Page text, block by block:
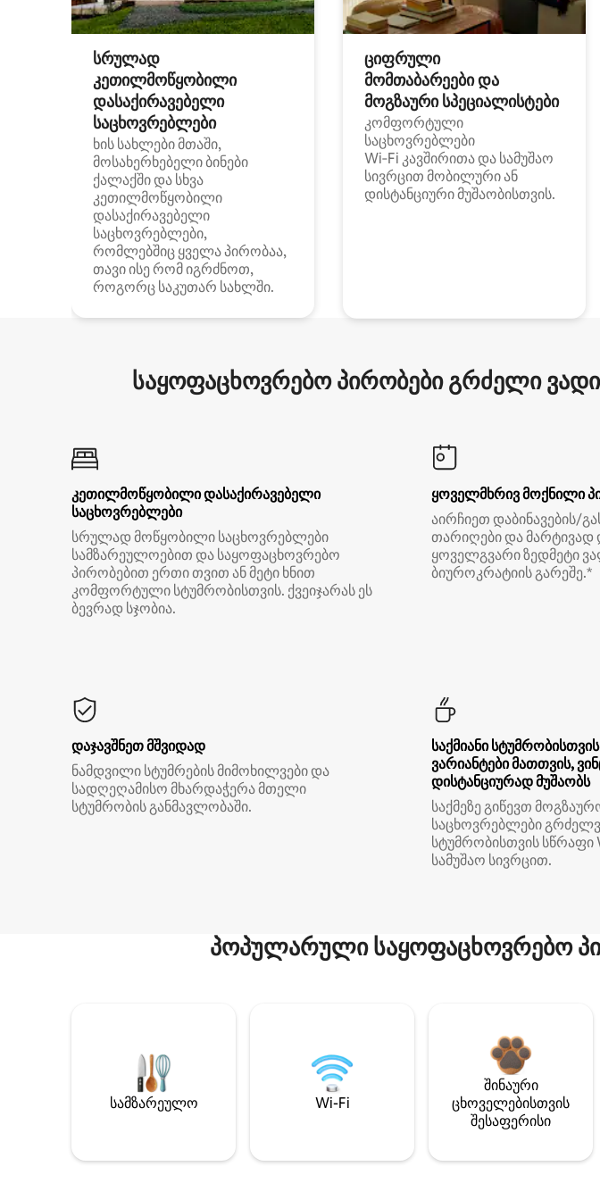
სრულად
კეთილმოწყობილი
დასაქირავებელი
საცხოვრებლები
ხის სახლები მთაში,
მოსახერხებელი ბინები
ქალაქში და სხვა
კეთილმოწყობილი
დასაქირავებელი
საცხოვრებლები,
რომლებშიც ყველა პირობაა,
თავი ისე რომ იგრძნოთ,
როგორც საკუთარ სახლში.
ციფრული
მომთაბარეები და
მოგზაური სპეციალისტები
კომფორტული
საცხოვრებლები
Wi‑Fi კავშირითა და სამუშაო
სივრცით მობილური ან
დისტანციური მუშაობისთვის.
საყოფაცხოვრებო პირობები გრძელი
კეთილმოწყობილი დასაქირავებელი
საცხოვრებლები
სრულად მოწყობილი საცხოვრებლები
სამზარეულოებით და საყოფაცხოვრებო
პირობებით ერთი თვით ან მეტი ხნით
კომფორტული სტუმრობისთვის. ქვეიჯარას ეს
ბევრად სჯობია.
ყოველმხრივ მოქნილი
აირჩიეთ დაბინავების/
თარიღები და მარტივად
ყოველგვარი ზედმეტი
ბიუროკრატიის გარეშე.*
დაჯავშნეთ მშვიდად
ნამდვილი სტუმრების მიმოხილვები და
სადღეღამისო მხარდაჭერა მთელი
სტუმრობის განმავლობაში.
საქმიანი
ვარიანტები მათთვის,
დისტანციურად მუშაობს
საქმეზე გიწევთ
საცხოვრებლები
სტუმრობისთვის სწრაფი
სამუშაო სივრცით.
პოპულარული საყოფაცხოვრებო
სამზარეულო Wi-Fi
შინაური
ცხოველებისთვის
შესაფერისი